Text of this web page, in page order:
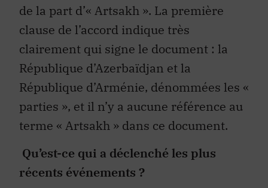
de la part d’« Artsakh ». La première
clause de l’accord indique très
clairement qui signe le document : la
République d’Azerbaïdjan et la
République d’Arménie, dénommées les «
parties », et il n’y a aucune référence au
terme « Artsakh » dans ce document.
Qu’est-ce qui a déclenché les plus
récents événements ?